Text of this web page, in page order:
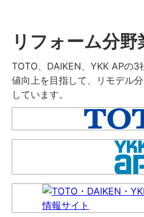
リフォーム分
TOTO、DAIKEN、YKK APの3
値向上を目指して、リモデル
しています。